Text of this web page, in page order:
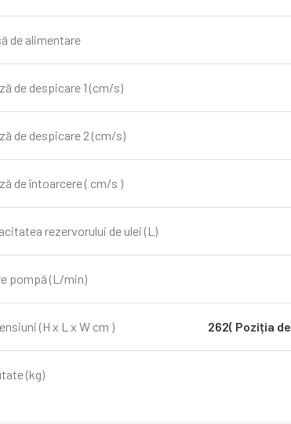
de alimentare
de despicare 1 (cm/s)
de despicare 2 (cm/s)
de întoarcere ( cm/s )
rezervorului de ulei (L)
pompă (L/min)
(H x L x W cm ) 262( Poziția
(kg)